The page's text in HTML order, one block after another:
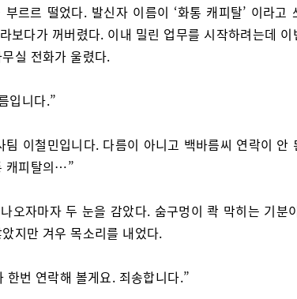
르르 떨었다. 발신자 이름이 ‘화통 캐피탈’ 이라고
보다가 꺼버렸다. 이내 밀린 업무를 시작하려는데 이
실 전화가 울렸다.
입니다.”
팀 이철민입니다. 다름이 아니고 백바름씨 연락이 안
캐피탈의…”
오자마자 두 눈을 감았다. 숨구멍이 콱 막히는 기분
지만 겨우 목소리를 내었다.
한번 연락해 볼게요. 죄송합니다.”